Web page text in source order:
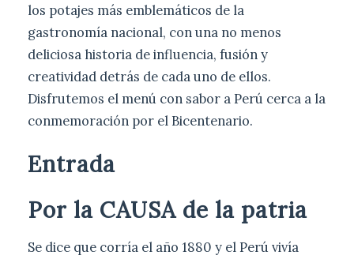
los potajes más emblemáticos de la
gastronomía nacional, con una no menos
deliciosa historia de influencia, fusión y
creatividad detrás de cada uno de ellos.
Disfrutemos el menú con sabor a Perú cerca a la
conmemoración por el Bicentenario.
Entrada
Por la CAUSA de la patria
Se dice que corría el año 1880 y el Perú vivía